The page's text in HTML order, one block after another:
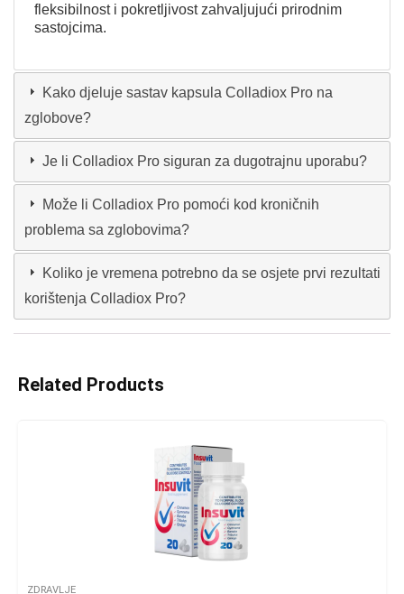
fleksibilnost i pokretljivost zahvaljujući prirodnim
sastojcima.
Kako djeluje sastav kapsula Colladiox Pro na
zglobove?
Je li Colladiox Pro siguran za dugotrajnu uporabu?
Može li Colladiox Pro pomoći kod kroničnih
problema sa zglobovima?
Koliko je vremena potrebno da se osjete prvi rezultati
korištenja Colladiox Pro?
Related Products
ZDRAVLJE